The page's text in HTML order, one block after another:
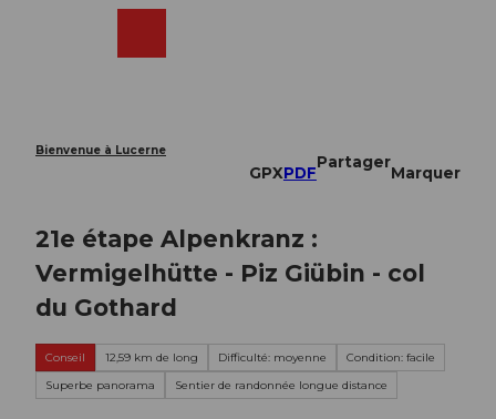
Bienvenue à Lucerne
GPXPDF
Partager
Marquer
21e étape Alpenkranz :
Vermigelhütte - Piz Giübin - col
du Gothard
Conseil 12,59 km de long Difficulté: moyenne
Condition: facile
Superbe panorama
Sentier de randonnée longue distance